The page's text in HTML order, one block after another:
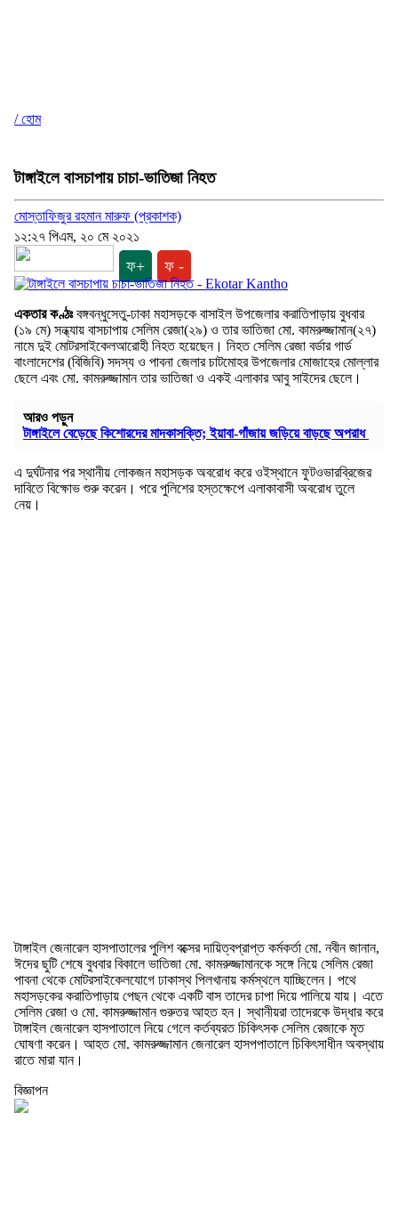
/ হোম
টাঙ্গাইলে বাসচাপায় চাচা-ভাতিজা নিহত
মোস্তাফিজুর রহমান মারুফ (প্রকাশক)
১২:২৭ পিএম, ২০ মে ২০২১
ফ+ ফ -
একতার কণ্ঠঃবঙ্গবন্ধুসেতু-ঢাকা মহাসড়কে বাসাইল উপজেলার করাতিপাড়ায় বুধবার
(১৯ মে) সন্ধ্যায় বাসচাপায় সেলিম রেজা(২৯) ও তার ভাতিজা মো. কামরুজ্জামান(২৭)
নামে দুই মোটরসাইকেলআরোহী নিহত হয়েছেন। নিহত সেলিম রেজা বর্ডার গার্ড
বাংলাদেশের (বিজিবি) সদস্য ও পাবনা জেলার চাটমোহর উপজেলার মোজাহের মোল্লার
ছেলে এবং মো. কামরুজ্জামান তার ভাতিজা ও একই এলাকার আবু সাইদের ছেলে।
আরও পড়ুন
টাঙ্গাইলে বেড়েছে কিশোরদের মাদকাসক্তি; ইয়াবা-গাঁজায় জড়িয়ে বাড়ছে অপরাধ
এ দুর্ঘটনার পর স্থানীয় লোকজন মহাসড়ক অবরোধ করে ওইস্থানে ফুটওভারব্রিজের
দাবিতে বিক্ষোভ শুরু করেন। পরে পুলিশের হস্তক্ষেপে এলাকাবাসী অবরোধ তুলে
নেয়।
টাঙ্গাইল জেনারেল হাসপাতালের পুলিশ বক্সের দায়িত্বপ্রাপ্ত কর্মকর্তা মো. নবীন জানান,
ঈদের ছুটি শেষে বুধবার বিকালে ভাতিজা মো. কামরুজ্জামানকে সঙ্গে নিয়ে সেলিম রেজা
পাবনা থেকে মোটরসাইকেলযোগে ঢাকাস্থ পিলখানায় কর্মস্থলে যাচ্ছিলেন। পথে
মহাসড়কের করাতিপাড়ায় পেছন থেকে একটি বাস তাদের চাপা দিয়ে পালিয়ে যায়। এতে
সেলিম রেজা ও মো. কামরুজ্জামান গুরুতর আহত হন। স্থানীয়রা তাদেরকে উদ্ধার করে
টাঙ্গাইল জেনারেল হাসপাতালে নিয়ে গেলে কর্তব্যরত চিকিৎসক সেলিম রেজাকে মৃত
ঘোষণা করেন। আহত মো. কামরুজ্জামান জেনারেল হাসপপাতালে চিকিৎসাধীন অবস্থায়
রাতে মারা যান।
বিজ্ঞাপন